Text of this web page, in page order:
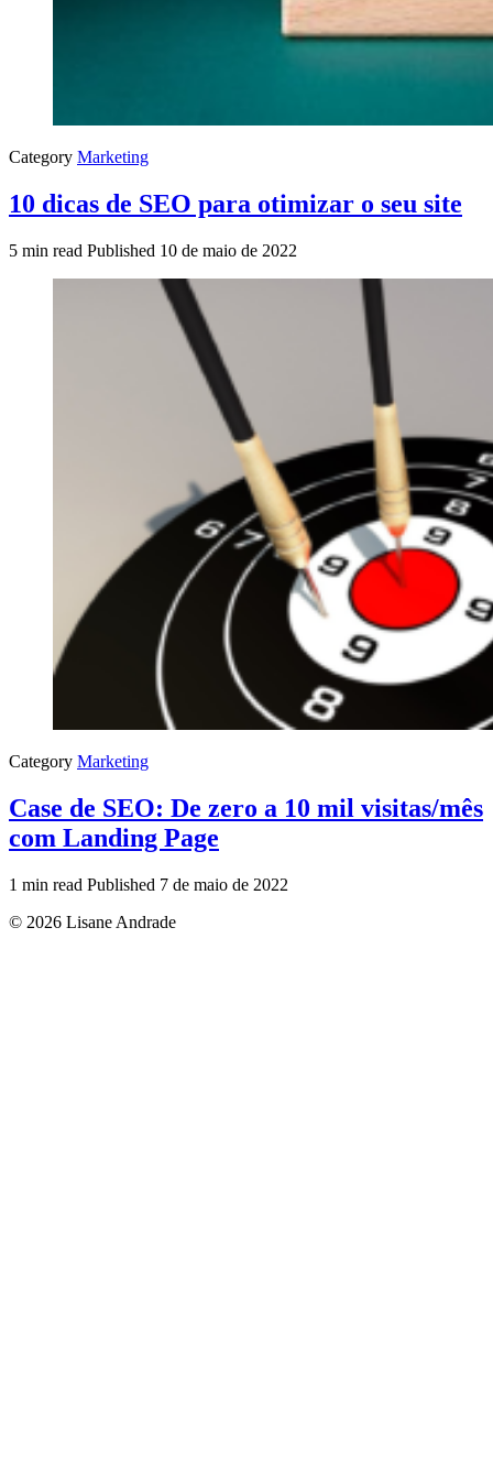
Category Marketing
10 dicas de SEO para otimizar o seu site
5 min read Published 10 de maio de 2022
Category Marketing
Case de SEO: De zero a 10 mil visitas/mês
com Landing Page
1 min read Published 7 de maio de 2022
© 2026 Lisane Andrade